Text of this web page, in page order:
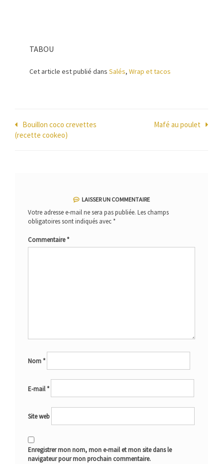
TABOU
Cet article est publié dans Salés, Wrap et tacos
Navigation
de
Bouillon coco crevettes
(recette cookeo)
Mafé au poulet
LAISSER UN COMMENTAIRE
Votre adresse e-mail ne sera pas publiée. Les champs
obligatoires sont indiqués avec *
Commentaire*
Nom*
E-mail*
Site web
Enregistrer mon nom, mon e-mail et mon site dans le
navigateur pour mon prochain commentaire.